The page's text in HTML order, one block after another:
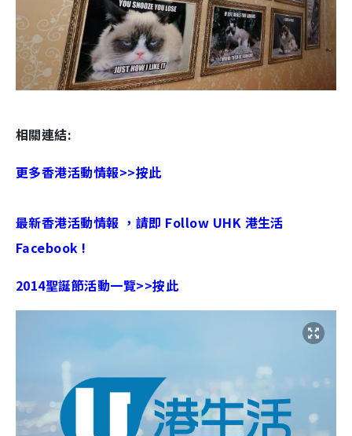
相關連結:
更多香港活動情報>>按此
最新香港活動情報 ，請即 Follow UHK 港生活
Facebook !
2014聖誕節活動一覽>>按此